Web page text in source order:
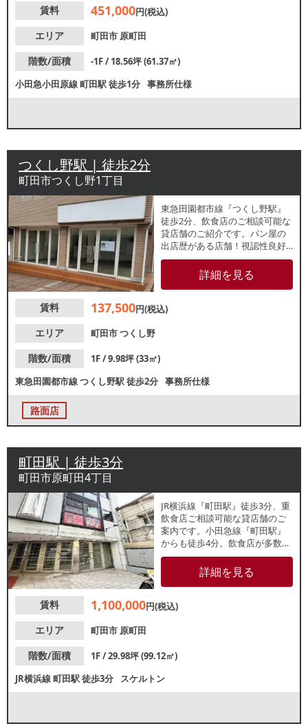
賃料
451,000円(税込)
エリア
町田市 原町田
階数/面積
-1F / 18.56坪 (61.37㎡)
小田急小田原線町田駅徒歩1分 事務所仕様
つくし野駅 | 徒歩2分
町田市つくし野1丁目
東急田園都市線『つくし野駅』
徒歩2分、飲食店のご相談可能な
貸店舗のご紹介です。パン屋の
出店歴がある店舗！視認性良好
な1階路面店です。奥には住宅街
が広がっており、地域住民のリ
ピーター獲得が期待できます。
ださい。
詳細を見る
賃料 137,500円(税込)
エリア
町田市つくし野
階数/面積
1F / 9.98坪 (33㎡)
東急田園都市線つくし野駅徒歩2分 事務所仕様
路面店
町田駅 | 徒歩3分
町田市原町田4丁目
JR横浜線『町田駅』徒歩3分、重
飲食店ご相談可能な貸店舗のご
案内です。小田急線『町田駅』
からも徒歩4分。飲食店が多数集
まる人気エリア。1階路面店で
す。業種等お気軽にお問い合わ
せください。
詳細を見る
賃料 1,100,000円(税込)
エリア
町田市 原町田
階数/面積
1F / 29.98坪 (99.12㎡)
JR横浜線町田駅徒歩3分 スケルトン